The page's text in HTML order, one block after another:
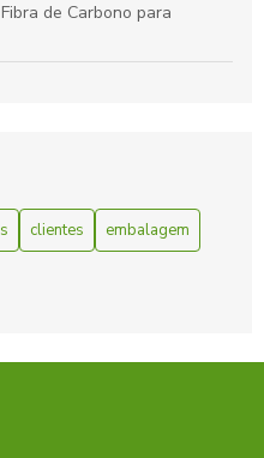
de Carbono para
de Envio Rápido
com lacre adesivo
Ideal para Suas
clientes
embalagem